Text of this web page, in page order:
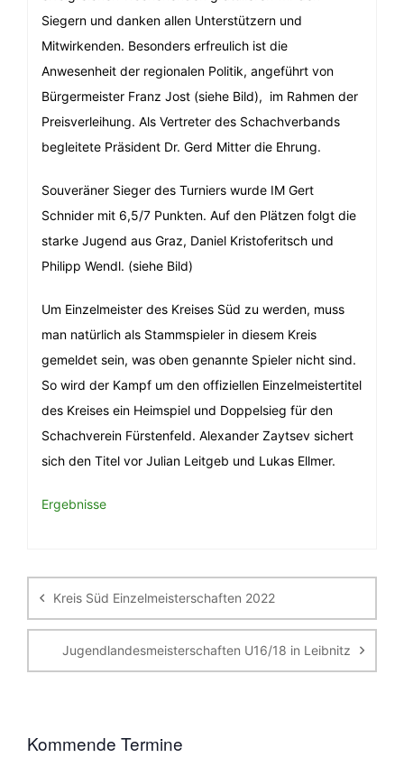
Siegern und danken allen Unterstützern und
Mitwirkenden. Besonders erfreulich ist die
Anwesenheit der regionalen Politik, angeführt von
Bürgermeister Franz Jost (siehe Bild), im Rahmen der
Preisverleihung. Als Vertreter des Schachverbands
begleitete Präsident Dr. Gerd Mitter die Ehrung.
Souveräner Sieger des Turniers wurde IM Gert
Schnider mit 6,5/7 Punkten. Auf den Plätzen folgt die
starke Jugend aus Graz, Daniel Kristoferitsch und
Philipp Wendl. (siehe Bild)
Um Einzelmeister des Kreises Süd zu werden, muss
man natürlich als Stammspieler in diesem Kreis
gemeldet sein, was oben genannte Spieler nicht sind.
So wird der Kampf um den offiziellen Einzelmeistertitel
des Kreises ein Heimspiel und Doppelsieg für den
Schachverein Fürstenfeld. Alexander Zaytsev sichert
sich den Titel vor Julian Leitgeb und Lukas Ellmer.
Ergebnisse
Kreis Süd Einzelmeisterschaften 2022
Jugendlandesmeisterschaften U16/18 in Leibnitz
Kommende Termine